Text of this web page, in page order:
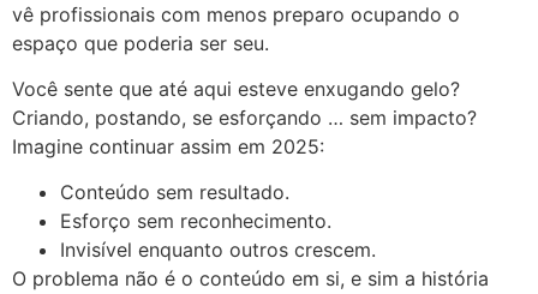
vê profissionais com menos preparo ocupando o
espaço que poderia ser seu.
Você sente que até aqui esteve enxugando gelo?
Criando, postando, se esforçando … sem impacto?
Imagine continuar assim em 2025:
Conteúdo sem resultado.
Esforço sem reconhecimento.
Invisível enquanto outros crescem.
O problema não é o conteúdo em si, e sim a história